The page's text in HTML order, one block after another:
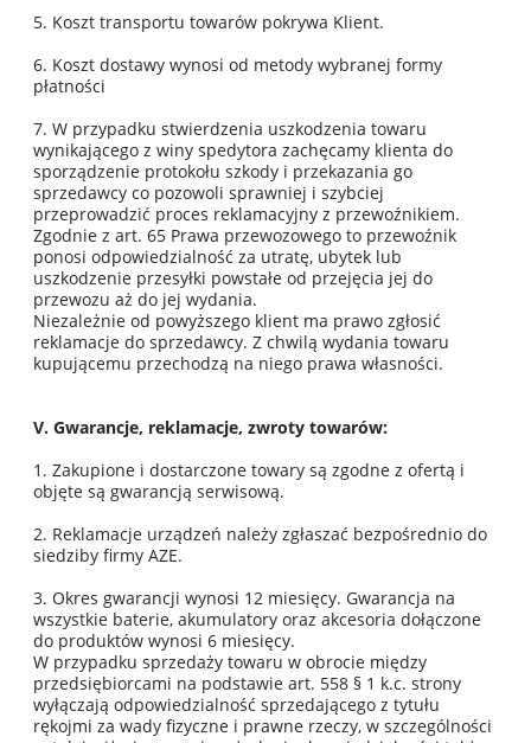
5. Koszt transportu towarów pokrywa Klient.
6. Koszt dostawy wynosi od metody wybranej formy
płatności
7. W przypadku stwierdzenia uszkodzenia towaru
wynikającego z winy spedytora zachęcamy klienta do
sporządzenie protokołu szkody i przekazania go
sprzedawcy co pozowoli sprawniej i szybciej
przeprowadzić proces reklamacyjny z przewoźnikiem.
Zgodnie z art. 65 Prawa przewozowego to przewoźnik
ponosi odpowiedzialność za utratę, ubytek lub
uszkodzenie przesyłki powstałe od przejęcia jej do
przewozu aż do jej wydania.
Niezależnie od powyższego klient ma prawo zgłosić
reklamacje do sprzedawcy. Z chwilą wydania towaru
kupującemu przechodzą na niego prawa własności.
V. Gwarancje, reklamacje, zwroty towarów:
1. Zakupione i dostarczone towary są zgodne z ofertą i
objęte są gwarancją serwisową.
2. Reklamacje urządzeń należy zgłaszać bezpośrednio do
siedziby firmy AZE.
3. Okres gwarancji wynosi 12 miesięcy. Gwarancja na
wszystkie baterie, akumulatory oraz akcesoria dołączone
do produktów wynosi 6 miesięcy.
W przypadku sprzedaży towaru w obrocie między
przedsiębiorcami na podstawie art. 558 § 1 k.c. strony
wyłączają odpowiedzialność sprzedającego z tytułu
rękojmi za wady fizyczne i prawne rzeczy, w szczególności